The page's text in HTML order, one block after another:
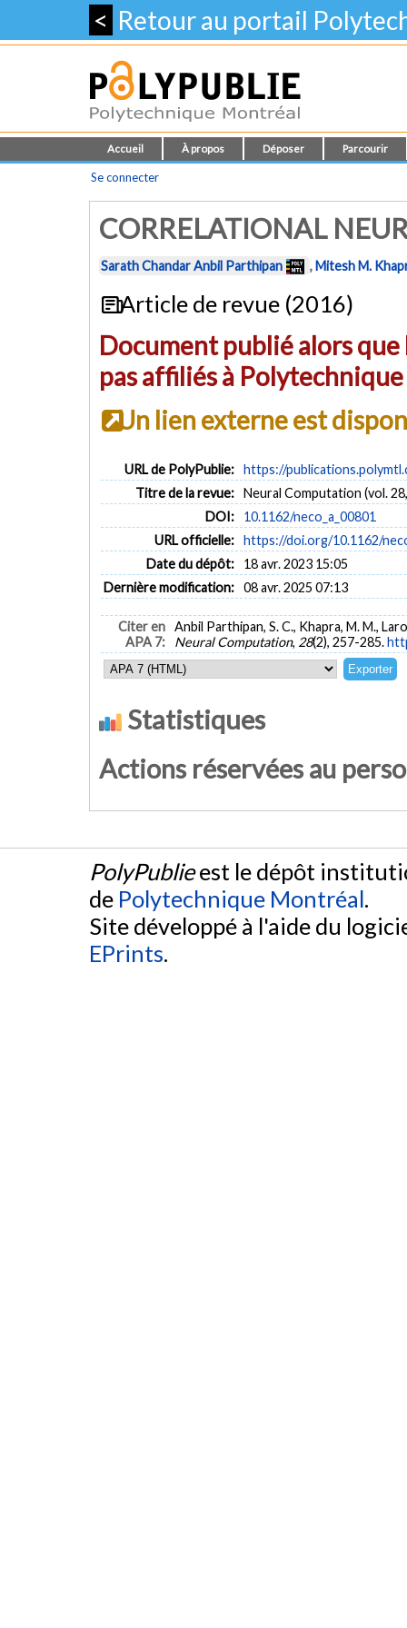
< Retour au portail
Accueil À propos Déposer Parcourir
Se connecter
CORRELATIONAL
Sarath Chandar Anbil Parthipan ,Mitesh M.
Article de revue (2016)
Document publié alors
pas affiliés à
Un lien externe est
URL de PolyPublie: https://
Titre de la revue: Neural Computation (vol.
DOI:
10.1162/neco_a_00801
URL officielle: https://doi.org/10.1162/
Date du dépôt:
18 avr. 2023 15:05
Dernière modification: 08 avr. 2025 07:13
Citer en
APA 7:
Anbil Parthipan, S. C., Khapra, M. M.,
Neural Computation, 28(2), 257-285.
Statistiques
Actions réservées au
PolyPublieest le dépôt
de Polytechnique Montréal.
Site développé à l'aide du
EPrints.